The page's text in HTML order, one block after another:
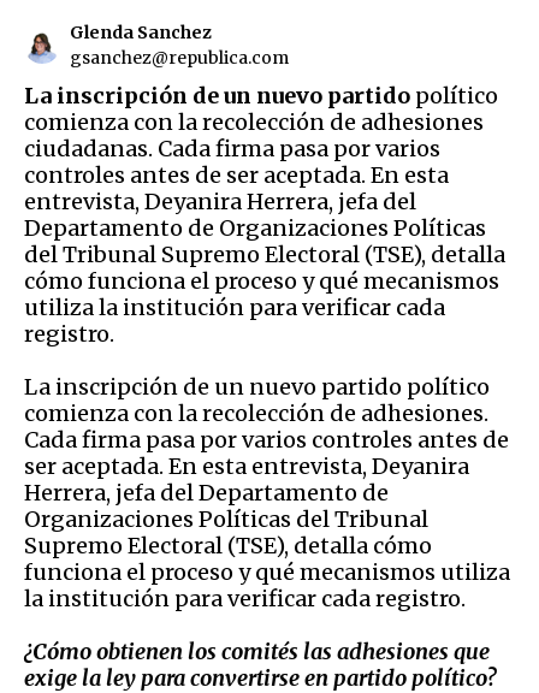
Glenda Sanchez
gsanchez@republica.com
La inscripción de un nuevo partido político
comienza con la recolección de adhesiones
ciudadanas. Cada firma pasa por varios
controles antes de ser aceptada. En esta
entrevista, Deyanira Herrera, jefa del
Departamento de Organizaciones Políticas
delTribunal Supremo Electoral (TSE), detalla
cómo funciona el proceso y qué mecanismos
utiliza la institución para verificar cada
registro.
La inscripción de un nuevo partido político
comienza con la recolección de adhesiones.
Cada firma pasa por varios controles antes de
ser aceptada. En esta entrevista, Deyanira
Herrera, jefa del Departamento de
Organizaciones Políticas del Tribunal
Supremo Electoral (TSE), detalla cómo
funciona el proceso y qué mecanismos utiliza
la institución para verificar cada registro.
¿Cómo obtienen los comités las adhesiones que
exige la ley para convertirse en partido político?